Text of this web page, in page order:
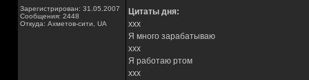
Зарегистрирован: 31.05.2007
Сообщения: 2448
Откуда: Ахметов-сити, UA
Цитаты дня:
xxx
Я много зарабатываю
xxx
Я работаю ртом
xxx